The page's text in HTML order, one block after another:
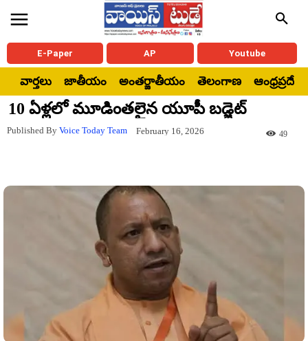
E-Paper AP Youtube
వార్తలు జాతీయం అంతర్జాతీయం తెలంగాణ ఆంధ్రప్రదేశ్
10 ఏళ్లలో మూడింతలైన యూపీ బడ్జెట్
Published By Voice Today Team February 16, 2026 49